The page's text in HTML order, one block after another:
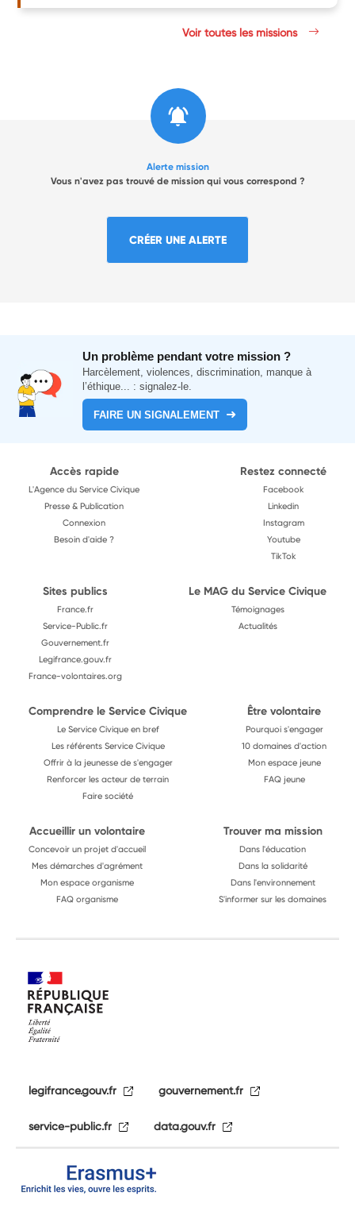
Voir toutes les missions
Alerte mission
Vous n'avez pas trouvé de mission qui vous correspond ?
CRÉER UNE ALERTE
Un problème pendant votre mission ?
Harcèlement, violences, discrimination, manque à
l’éthique... : signalez-le.
FAIRE UN SIGNALEMENT
Accès rapide
L'Agence du Service Civique
Presse & Publication
Connexion
Besoin d'aide ?
Restez connecté
Facebook
Linkedin
Instagram
Youtube
TikTok
Sites publics
France.fr
Service-Public.fr
Gouvernement.fr
Legifrance.gouv.fr
France-volontaires.org
Le MAG du Service Civique
Témoignages
Actualités
Comprendre le Service Civique
Le Service Civique en bref
Les référents Service Civique
Offrir à la jeunesse de s'engager
Renforcer les acteur de terrain
Faire société
Être volontaire
Pourquoi s'engager
10 domaines d'action
Mon espace jeune
FAQ jeune
Accueillir un volontaire
Concevoir un projet d'accueil
Mes démarches d'agrément
Mon espace organisme
FAQ organisme
Trouver ma mission
Dans l'éducation
Dans la solidarité
Dans l'environnement
S'informer sur les domaines
legifrance.gouv.fr gouvernement.fr
service-public.fr data.gouv.fr